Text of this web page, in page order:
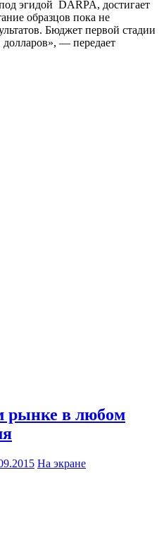
эгидой DARPA, достигает
образцов пока не
Бюджет первой стадии
долларов», — передает
рынке в любом
На экране